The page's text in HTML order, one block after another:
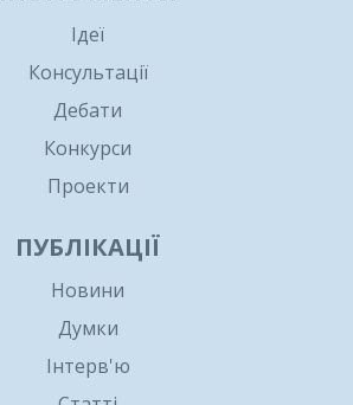
Ідеї
Консультації
Дебати
Конкурси
Проекти
ПУБЛІКАЦІЇ
Новини
Думки
Інтерв'ю